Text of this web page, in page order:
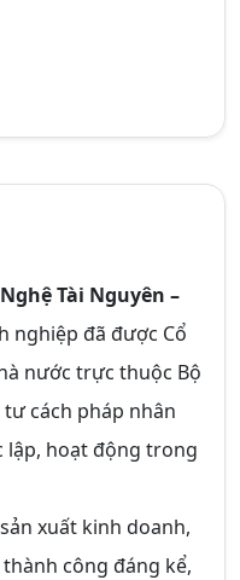
Tài Nguyên –
nghiệp đã được Cổ
nước trực thuộc Bộ
cách pháp nhân
lập, hoạt động trong
xuất kinh doanh,
công đáng kể,